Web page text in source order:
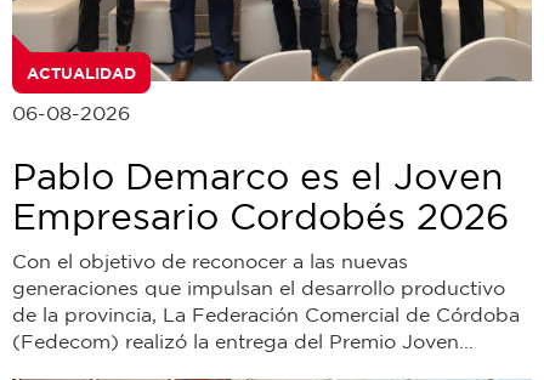
ACTUALIDAD
06-08-2026
Pablo Demarco es el Joven
Empresario Cordobés 2026
Con el objetivo de reconocer a las nuevas
generaciones que impulsan el desarrollo productivo
de la provincia, La Federación Comercial de Córdoba
(Fedecom) realizó la entrega del Premio Joven...